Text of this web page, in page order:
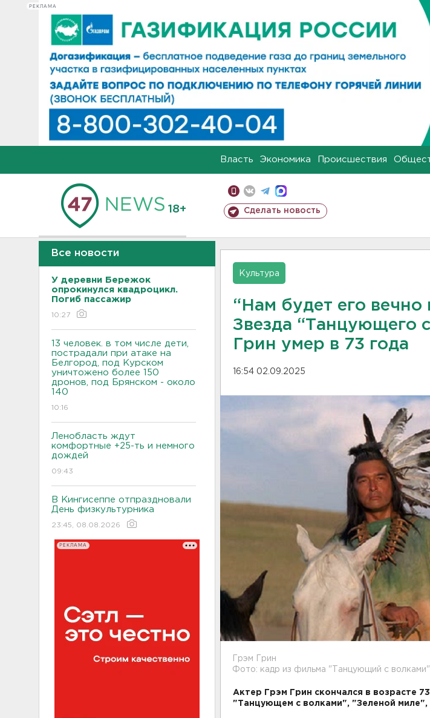
РЕКЛАМА
Власть Экономика Происшествия
18+ Сделать новость
Все новости
У деревни Бережок
опрокинулся квадроцикл.
Погиб пассажир
10:27
13 человек. в том числе дети,
пострадали при атаке на
Белгород, под Курском
уничтожено более 150
дронов, под Брянском - около
140
10:16
Ленобласть ждут
комфортные +25-ть и немного
дождей
09:43
В Кингисеппе отпраздновали
День физкультурника
23:45, 08.08.2026
РЕКЛАМА
Культура
“Нам будет его вечно
Звезда “Танцующего
Грин умер в 73 года
16:54 02.09.2025
Грэм Грин
Фото: кадр из фильма "Танцующий с волками"
Актер Грэм Грин скончался в возрасте
"Танцующем с волками", "Зеленой миле",